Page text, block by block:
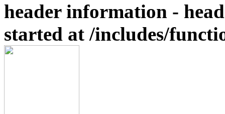
header information -
started at /includes/